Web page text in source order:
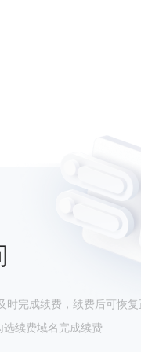
时完成续费，续费后可恢复
续费域名完成续费